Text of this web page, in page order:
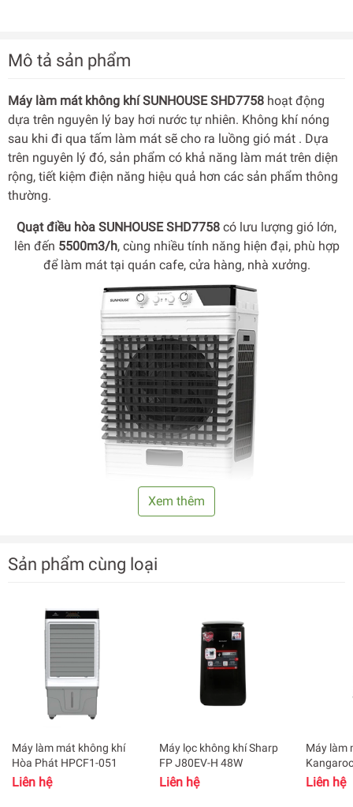
Mô tả sản phẩm
Máy làm mát không khí SUNHOUSE SHD7758 hoạt động
dựa trên nguyên lý bay hơi nước tự nhiên. Không khí nóng
sau khi đi qua tấm làm mát sẽ cho ra luồng gió mát . Dựa
trên nguyên lý đó, sản phẩm có khả năng làm mát trên diện
rộng, tiết kiệm điện năng hiệu quả hơn các sản phẩm thông
thường.
Quạt điều hòa SUNHOUSE SHD7758 có lưu lượng gió lớn,
lên đến 5500m3/h, cùng nhiều tính năng hiện đại, phù hợp
để làm mát tại quán cafe, cửa hàng, nhà xưởng.
Xem thêm
Sản phẩm cùng loại
Máy làm mát không khí
Hòa Phát HPCF1-051
Liên hệ
Máy lọc không khí Sharp
FP J80EV-H 48W
Liên hệ
Máy làm
Liên hệ